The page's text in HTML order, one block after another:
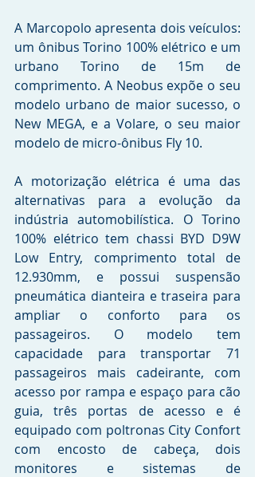
A Marcopolo apresenta dois veículos:
um ônibus Torino 100% elétrico e um
urbano Torino de 15m de
comprimento. A Neobus expõe o seu
modelo urbano de maior sucesso, o
New MEGA, e a Volare, o seu maior
modelo de micro-ônibus Fly 10.
A motorização elétrica é uma das
alternativas para a evolução da
indústria automobilística. O Torino
100% elétrico tem chassi BYD D9W
Low Entry, comprimento total de
12.930mm, e possui suspensão
pneumática dianteira e traseira para
ampliar o conforto para os
passageiros. O modelo tem
capacidade para transportar 71
passageiros mais cadeirante, com
acesso por rampa e espaço para cão
guia, três portas de acesso e é
equipado com poltronas City Confort
com encosto de cabeça, dois
monitores e sistemas de